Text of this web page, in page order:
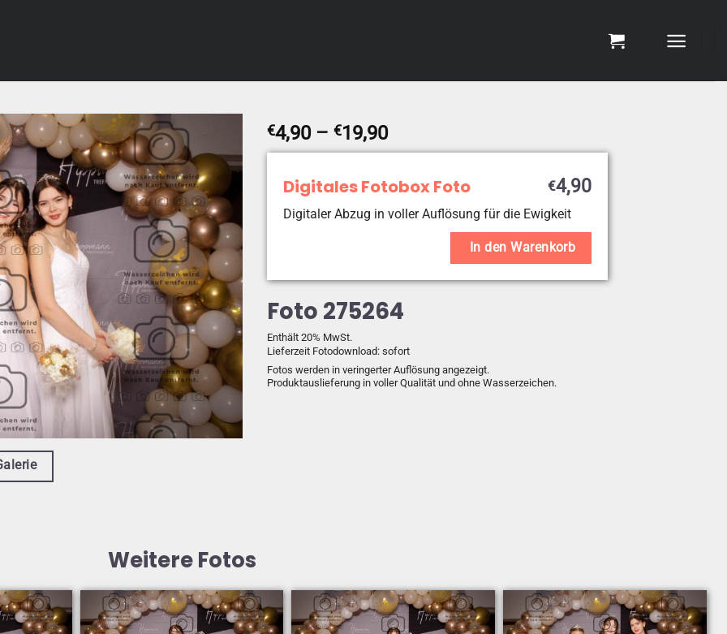
Foto 275264
€4,90 – €19,90Preisspanne:
€4,90
€19,90
Enthält 20% MwSt.
Lieferzeit Fotodownload: sofort
Fotos werden in veringerter Auflösung angezeigt.
Produktauslieferung in voller Qualität und ohne Wasserzeichen.
Digitales Fotobox Foto €4,90
Digitaler Abzug in voller Auflösung für die Ewigkeit
In den Warenkorb
Weitere Fotos